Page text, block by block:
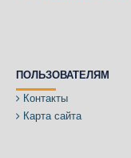
ПОЛЬЗОВАТЕЛЯМ
Контакты
Карта сайта